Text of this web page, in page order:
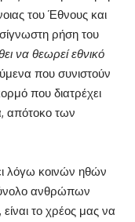
του Έθνους και
ρήση του
να θεωρεί εθνικό
που συνιστούν
που διατρέχει
απότοκο των
λόγω κοινών ηθών
ανθρώπων
το χρέος μας να